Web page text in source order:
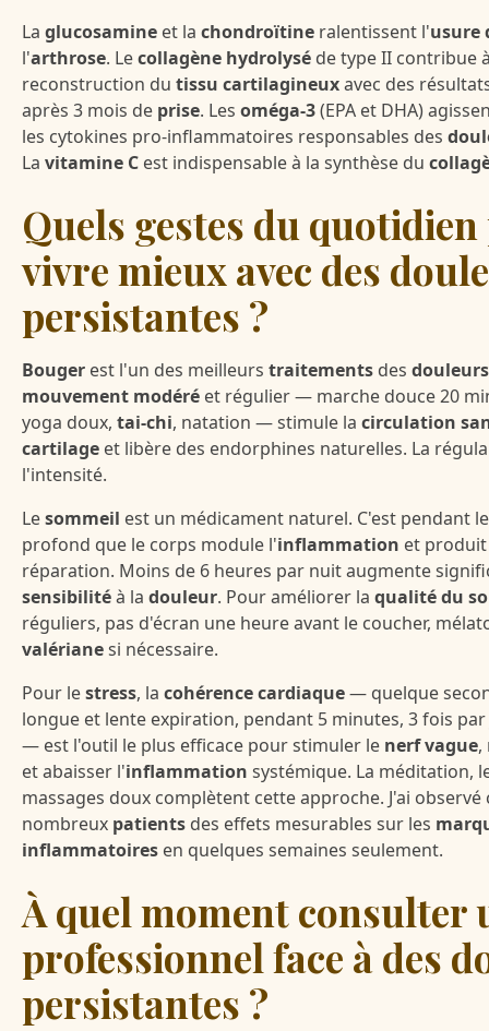
La glucosamine et la chondroïtine ralentissent l'usure
l'arthrose. Lecollagène hydrolysé de type II contribue
reconstruction du tissu cartilagineuxavec des
après 3 mois de prise. Les oméga-3(EPA et DHA)
les cytokines pro-inflammatoires responsables des
La vitamine C est indispensable à la synthèse du
Quels gestes du
vivre mieux avec des
persistantes ?
Bouger est l'un des meilleurs traitements des
mouvement modéré et régulier — marche douce 20
yoga doux, tai-chi, natation — stimule la circulation
cartilage et libère des endorphines naturelles. La
l'intensité.
Lesommeil est un médicament naturel. C'est pendant
profond que le corps module l'inflammation et
réparation. Moins de 6 heures par nuit augmente
sensibilitéà la douleur. Pour améliorer la qualité du
réguliers, pas d'écran une heure avant le coucher,
valérianesi nécessaire.
Pour lestress, la cohérence cardiaque— quelque
longue et lente expiration, pendant 5 minutes, 3 fois par
— est l'outil le plus efficace pour stimuler le nerf vague,
et abaisser l'inflammation systémique. La méditation,
massages doux complètent cette approche. J'ai observé
nombreux patients des effets mesurables sur les
inflammatoires en quelques semaines seulement.
À quel moment consulter
professionnel face à des
persistantes ?